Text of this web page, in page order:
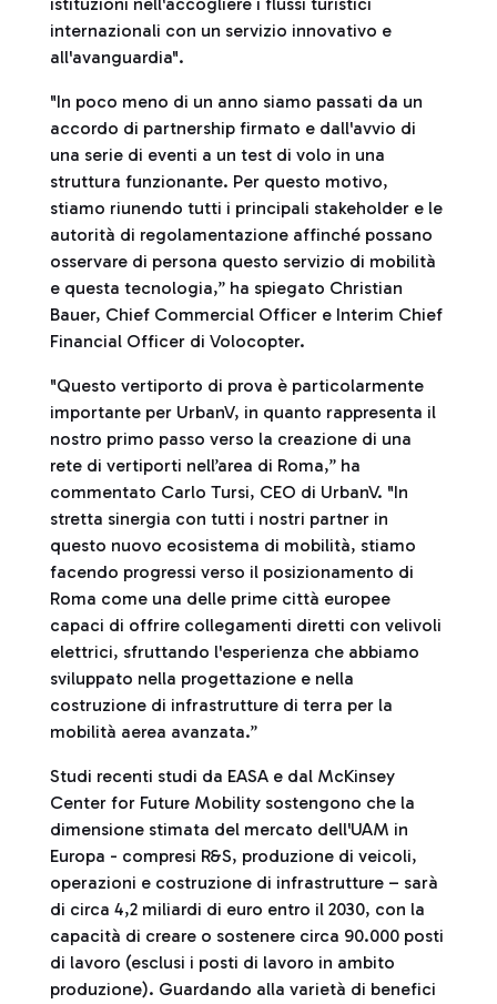
internazionali con un servizio innovativo e
all'avanguardia".
"In poco meno di un anno siamo passati da un
accordo di partnership firmato e dall'avvio di
una serie di eventi a un test di volo in una
struttura funzionante. Per questo motivo,
stiamo riunendo tutti i principali stakeholder e le
autorità di regolamentazione affinché possano
osservare di persona questo servizio di mobilità
e questa tecnologia,” ha spiegato Christian
Bauer, Chief Commercial Officer e Interim Chief
Financial Officer di Volocopter.
"Questo vertiporto di prova è particolarmente
importante per UrbanV, in quanto rappresenta il
nostro primo passo verso la creazione di una
rete di vertiporti nell’area di Roma,” ha
commentato Carlo Tursi, CEO di UrbanV. "In
stretta sinergia con tutti i nostri partner in
questo nuovo ecosistema di mobilità, stiamo
facendo progressi verso il posizionamento di
Roma come una delle prime città europee
capaci di offrire collegamenti diretti con velivoli
elettrici, sfruttando l'esperienza che abbiamo
sviluppato nella progettazione e nella
costruzione di infrastrutture di terra per la
mobilità aerea avanzata.”
Studi recenti studi da EASA e dal McKinsey
Center for Future Mobility sostengono che la
dimensione stimata del mercato dell'UAM in
Europa - compresi R&S, produzione di veicoli,
operazioni e costruzione di infrastrutture – sarà
di circa 4,2 miliardi di euro entro il 2030, con la
capacità di creare o sostenere circa 90.000 posti
di lavoro (esclusi i posti di lavoro in ambito
produzione). Guardando alla varietà di benefici